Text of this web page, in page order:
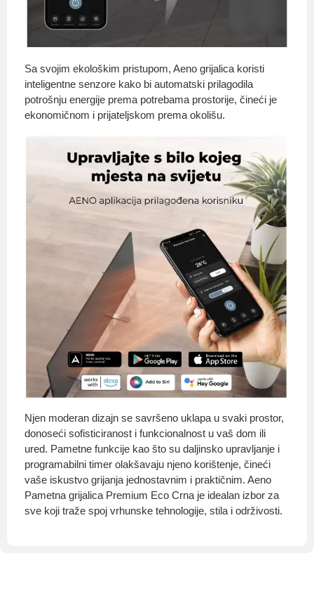
Sa svojim ekološkim pristupom, Aeno grijalica koristi
inteligentne senzore kako bi automatski prilagodila
potrošnju energije prema potrebama prostorije, čineći je
ekonomičnom i prijateljskom prema okolišu.
Njen moderan dizajn se savršeno uklapa u svaki prostor,
donoseći sofisticiranost i funkcionalnost u vaš dom ili
ured. Pametne funkcije kao što su daljinsko upravljanje i
programabilni timer olakšavaju njeno korištenje, čineći
vaše iskustvo grijanja jednostavnim i praktičnim. Aeno
Pametna grijalica Premium Eco Crna je idealan izbor za
sve koji traže spoj vrhunske tehnologije, stila i održivosti.